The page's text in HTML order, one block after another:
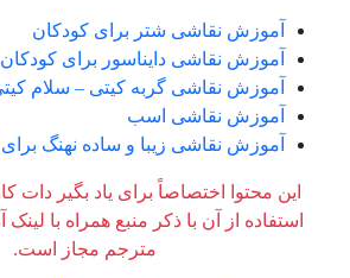
آموزش نقاشی شتر برای کودکان
آموزش نقاشی دایناسور برای کودکان
آموزش نقاشی گربه کیتی – سلام
آموزش نقاشی اسب
آموزش نقاشی زیبا و ساده نهنگ
این محتوا اختصاصاً برای یاد بگیر دات
استفاده از آن با ذکر منبع همراه با لینک
مترجم مجاز است.